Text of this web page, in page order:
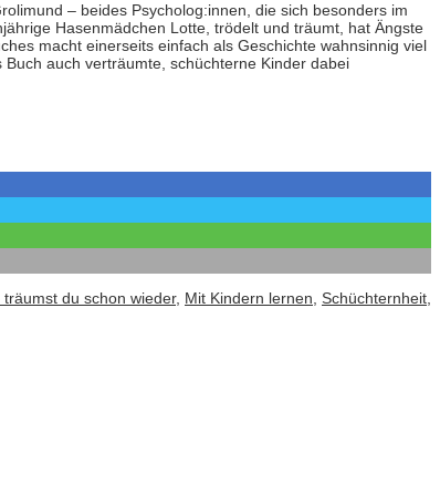
– beides Psycholog:innen, die sich besonders im
Hasenmädchen Lotte, trödelt und träumt, hat Ängste
macht einerseits einfach als Geschichte wahnsinnig viel
auch verträumte, schüchterne Kinder dabei
träumst du schon wieder, Mit Kindern lernen, Schüchternheit,